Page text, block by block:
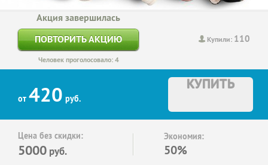
Купили: 110
Акция завершилась
ПОВТОРИТЬ АКЦИЮ
Человек проголосовало: 4
от 420 руб.
КУПИТЬ
Цена без скидки:
5000 руб.
Экономия:
50%